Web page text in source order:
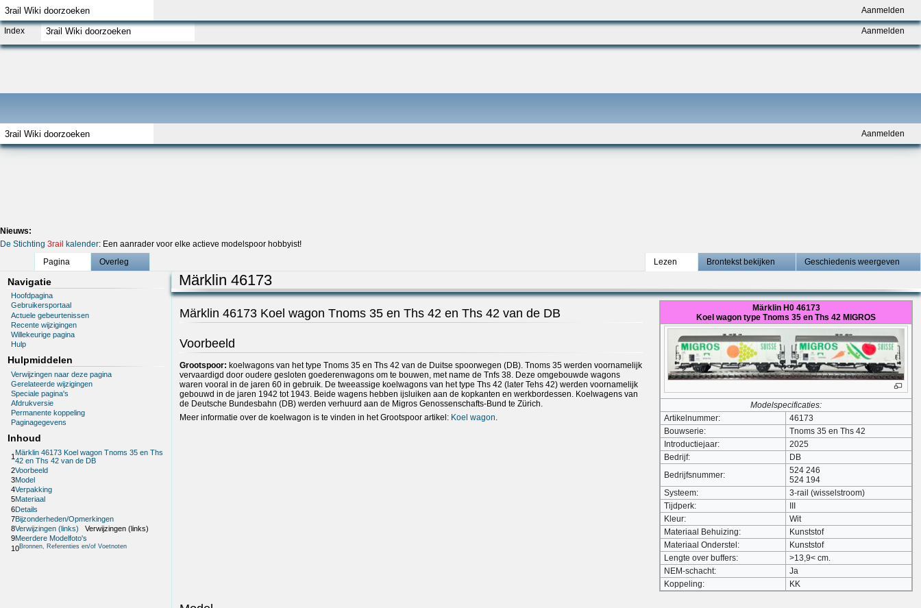
Aanmelden
Aanmelden
Index Aanmelden
Nieuws:
De Stichting 3rail kalender: Een aanrader voor elke actieve modelspoor hobbyist!
Pagina
Overleg Lezen Brontekst bekijken Geschiedenis weergeven
Navigatie
Hoofdpagina
Gebruikersportaal
Actuele gebeurtenissen
Recente wijzigingen
Willekeurige pagina
Hulp
Hulpmiddelen
Verwijzingen naar deze pagina
Gerelateerde wijzigingen
Speciale pagina's
Afdrukversie
Permanente koppeling
Paginagegevens
Inhoud
1 Märklin 46173 Koel wagon Tnoms 35 en Ths
42 en Ths 42 van de DB
2Voorbeeld
3Model
4Verpakking
5Materiaal
6Details
7Bijzonderheden/Opmerkingen
8Verwijzingen (links)
Verwijzingen (links)
9Meerdere Modelfoto's
10Bronnen, Referenties en/of Voetnoten
Märklin 46173
Märklin H0 46173
Koel wagon type Tnoms 35 en Ths 42 MIGROS
Modelspecificaties:
Artikelnummer:
46173
Bouwserie:
Tnoms 35 en Ths 42
Introductiejaar:
2025
Bedrijf:
DB
Bedrijfsnummer:
524 246
524 194
Systeem:
3-rail (wisselstroom)
Tijdperk:
Kleur:
Wit
Materiaal Behuizing:
Kunststof
Materiaal Onderstel:
Kunststof
Lengte over buffers:
>13,9< cm.
NEM-schacht:
Ja
Koppeling:
KK
Märklin 46173 Koel wagon Tnoms 35 en Ths 42 en Ths 42 van de DB
Voorbeeld
Grootspoor: koelwagons van het type Tnoms 35 en Ths 42 van de Duitse spoorwegen (DB). Tnoms 35 werden voornamelijk
vervaardigd door oudere gesloten goederenwagons om te bouwen, met name de Tnfs 38. Deze omgebouwde wagons
waren vooral in de jaren 60 in gebruik. De tweeassige koelwagons van het type Ths 42 (later Tehs 42) werden voornamelijk
gebouwd in de jaren 1942 tot 1943. Beide wagens hebben ijsluiken aan de kopkanten en werkbordessen. Koelwagens van
de Deutsche Bundesbahn (DB) werden verhuurd aan de Migros Genossenschafts-Bund te Zürich.
Meer informatie over de koelwagon is te vinden in het Grootspoor artikel: Koel wagon